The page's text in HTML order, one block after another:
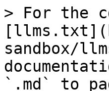
> For the
sandbox/
`.md` to